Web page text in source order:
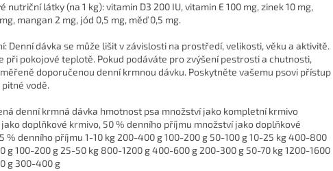
nutriční látky (na 1 kg): vitamin D3 200 IU, vitamin E 100 mg, zinek 10 mg,
mangan 2 mg, jód 0,5 mg, měď 0,5 mg.
Denní dávka se může lišit v závislosti na prostředí, velikosti, věku a aktivitě.
při pokojové teplotě. Pokud podáváte pro zvýšení pestrosti a chutnosti,
doporučenou denní krmnou dávku. Poskytněte vašemu psovi přístup
vodě.
denní krmná dávka hmotnost psa množství jako kompletní krmivo
doplňkové krmivo, 50 % denního příjmu množství jako doplňkové
% denního příjmu 1-10 kg 200-400 g 100-200 g 50-100 g 10-25 kg 400-800
g 100-200 g 25-50 kg 800-1200 g 400-600 g 200-300 g 50-70 kg 1200-1600
g 300-400 g